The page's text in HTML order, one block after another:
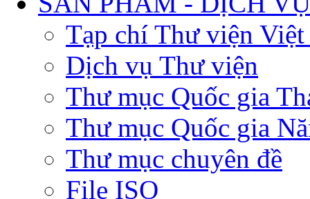
Tạp chí Thư viện Việt
Dịch vụ Thư viện
Thư mục Quốc gia
Thư mục Quốc gia
Thư mục chuyên đề
File ISO